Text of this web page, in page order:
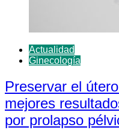
Actualidad
Ginecología
Preservar el
mejores
por prolapso